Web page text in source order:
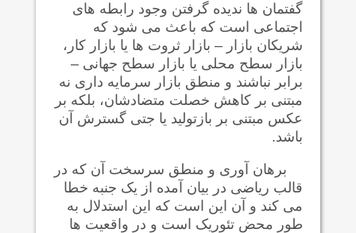
گفتمان ها ندیده گرفتن وجود رابطه های
اجتماعی است که باعث می شود که
شريکان بازار – بازار ثروت ها يا بازار کار،
بازار سطح محلی يا بازار سطح جهانی –
برابر نباشند و منطق بازار سرمايه داری نه
مبتنی بر کاهش خصلت متضادشان، بلکه بر
عکس مبتنی بر بازتوليد يا جتی گسترش آن
باشد.
برهان آوری و منطق سرسخت آن که در
قالب ریاضی در بیان آمده از یک جنبه خطا
می کند و آن این است که این استدلال به
طور محض تئوريک است و در واقعيت ها